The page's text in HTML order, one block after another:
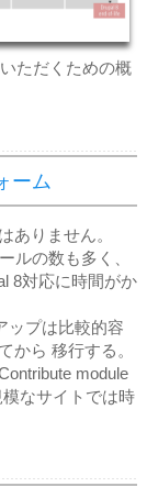
ただくための概
ーム
ありません。
ルの数も多く、
8対応に時間がか
ップは比較的容
から 移行する。
module
なサイトでは時